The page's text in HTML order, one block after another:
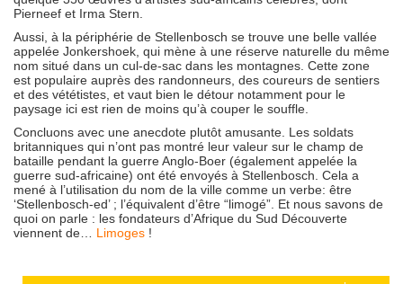
Pierneef et Irma Stern.
Aussi, à la périphérie de Stellenbosch se trouve une belle vallée
appelée Jonkershoek, qui mène à une réserve naturelle du même
nom situé dans un cul-de-sac dans les montagnes. Cette zone
est populaire auprès des randonneurs, des coureurs de sentiers
et des vététistes, et vaut bien le détour notamment pour le
paysage ici est rien de moins qu’à couper le souffle.
Concluons avec une anecdote plutôt amusante. Les soldats
britanniques qui n’ont pas montré leur valeur sur le champ de
bataille pendant la guerre Anglo-Boer (également appelée la
guerre sud-africaine) ont été envoyés à Stellenbosch. Cela a
mené à l’utilisation du nom de la ville comme un verbe: être
‘Stellenbosch-ed’ ; l’équivalent d’être “limogé”. Et nous savons de
quoi on parle : les fondateurs d’Afrique du Sud Découverte
viennent de… Limoges !